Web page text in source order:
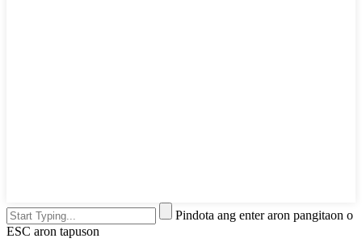
Pindota ang enter aron pangitaon o
ESC aron tapuson